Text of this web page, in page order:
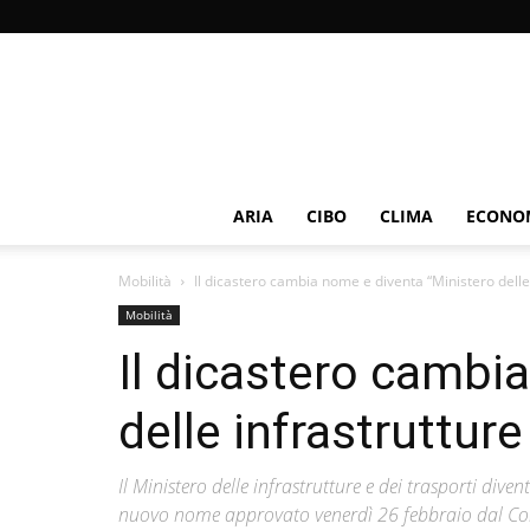
ARIA CIBO CLIMA
Mobilità Il dicastero cambia nome e diventa “Ministero
Mobilità
Il dicastero
delle
Il Ministero delle infrastrutture e dei trasporti
nuovo nome approvato venerdì 26 febbraio dal